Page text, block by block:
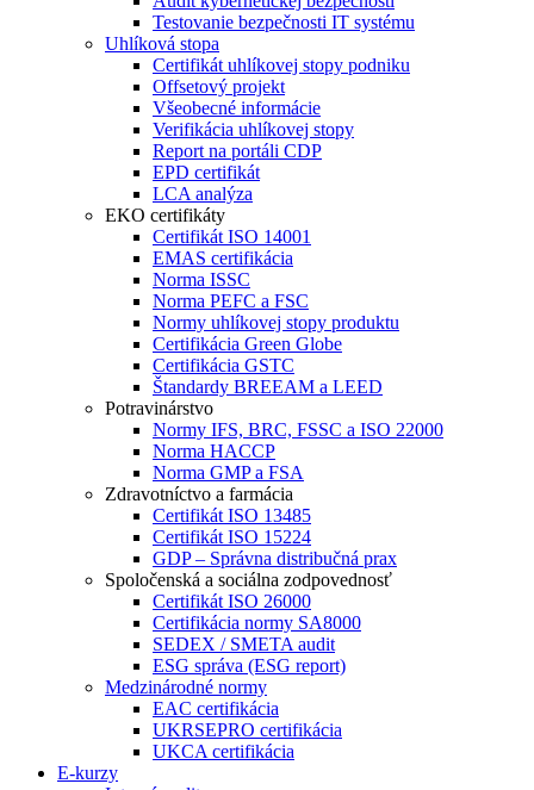
Testovanie bezpečnosti IT systému
Uhlíková stopa
Certifikát uhlíkovej stopy podniku
Offsetový projekt
Všeobecné informácie
Verifikácia uhlíkovej stopy
Report na portáli CDP
EPD certifikát
LCA analýza
EKO certifikáty
Certifikát ISO 14001
EMAS certifikácia
Norma ISSC
Norma PEFC a FSC
Normy uhlíkovej stopy produktu
Certifikácia Green Globe
Certifikácia GSTC
Štandardy BREEAM a LEED
Potravinárstvo
Normy IFS, BRC, FSSC a ISO 22000
Norma HACCP
Norma GMP a FSA
Zdravotníctvo a farmácia
Certifikát ISO 13485
Certifikát ISO 15224
GDP – Správna distribučná prax
Spoločenská a sociálna zodpovednosť
Certifikát ISO 26000
Certifikácia normy SA8000
SEDEX / SMETA audit
ESG správa (ESG report)
Medzinárodné normy
EAC certifikácia
UKRSEPRO certifikácia
UKCA certifikácia
E-kurzy